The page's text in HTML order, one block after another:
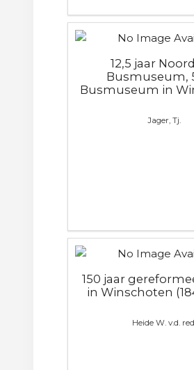
12,5 jaar
Busmuseum,
Busmuseum in
Jager, Tj.
150 jaar
in Winschoten
Heide W. v.d. red.